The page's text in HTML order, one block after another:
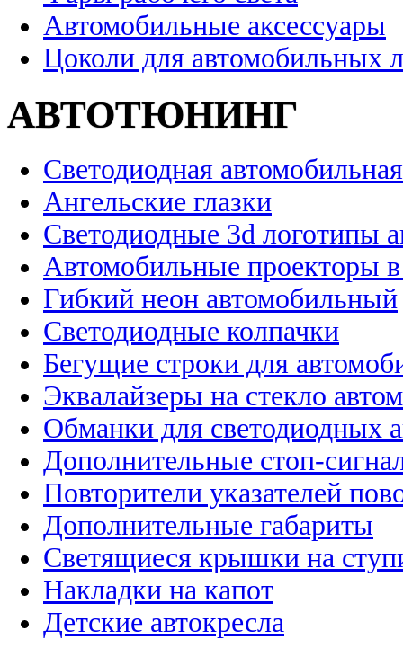
Автомобильные аксессуары
Цоколи для автомобильных
АВТОТЮНИНГ
Светодиодная
Ангельские глазки
Светодиодные 3d логотипы
Автомобильные проекторы
Гибкий неон автомобильный
Светодиодные колпачки
Бегущие строки для
Эквалайзеры на стекло
Обманки для светодиодных
Дополнительные стоп-
Повторители указателей
Дополнительные габариты
Светящиеся крышки на
Накладки на капот
Детские автокресла